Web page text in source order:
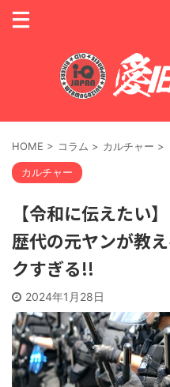
HOME > コラム > カルチャー >
カルチャー
【令和に伝えたい
歴代の元ヤンが教
クすぎる!!
2024年1月28日